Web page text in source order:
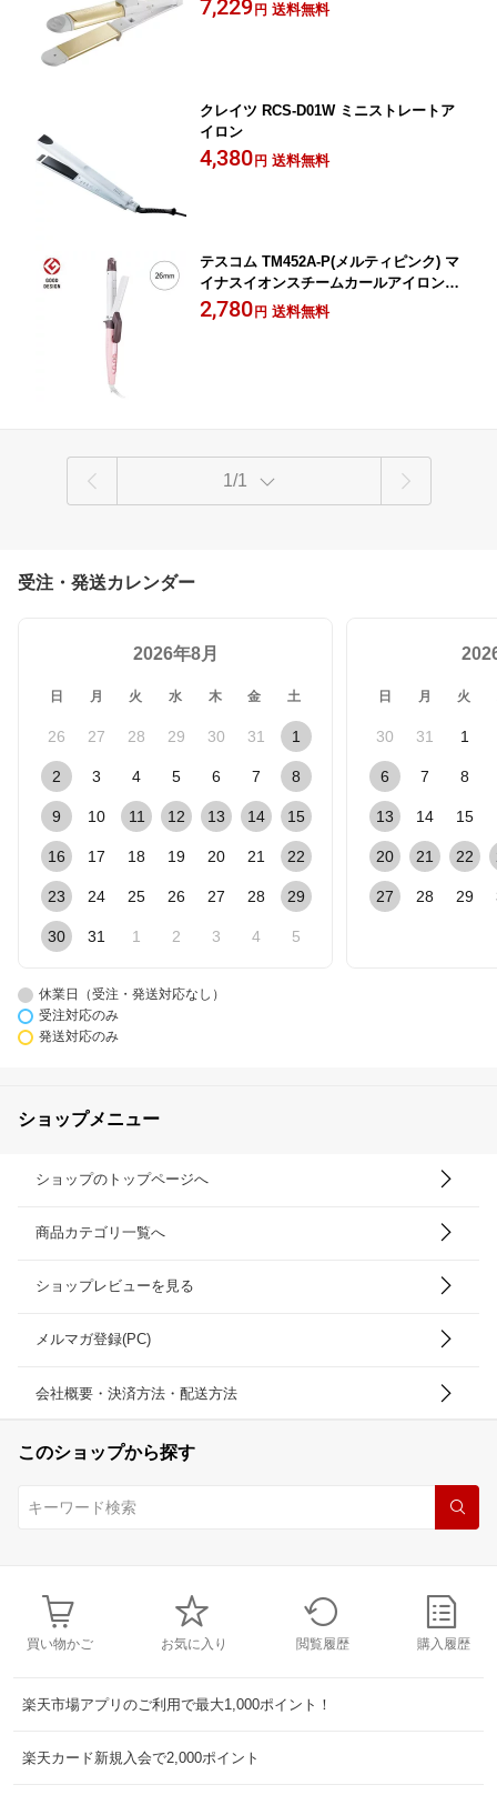
7,229 円 送料無料
クレイツ RCS-D01W ミニストレートア
イロン
4,380 円 送料無料
テスコム TM452A-P(メルティピンク) マ
イナスイオンスチームカールアイロン Φ
26mm
2,780 円 送料無料
1/1
受注・発送カレンダー
2026年8月
日 月 火 水 木 金 土
26 27 28 29 30 31 1
2 3 4 5 6 7 8
9 10 11 12 13 14 15
16 17 18 19 20 21 22
23 24 25 26 27 28 29
30 31 1 2 3 4 5
日 月 火
30 31 1
6 7 8
13 14 15
20 21 22
27 28 29
休業日（受注・発送対応なし）
受注対応のみ
発送対応のみ
ショップメニュー
ショップのトップページへ
商品カテゴリ一覧へ
ショップレビューを見る
メルマガ登録(PC)
会社概要・決済方法・配送方法
このショップから探す
買い物かご お気に入り 閲覧履歴 購入履歴
楽天市場アプリのご利用で最大1,000ポイント！
楽天カード新規入会で2,000ポイント